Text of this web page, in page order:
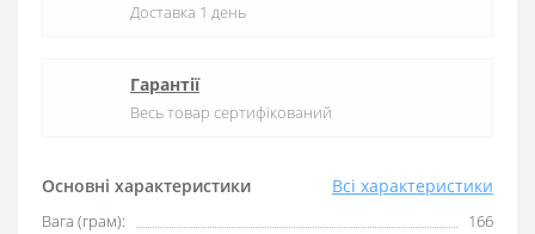
Основні характеристики Всі характеристики
Вага (грам):
166
Доставка 1 день
Гарантії
Весь товар сертифікований